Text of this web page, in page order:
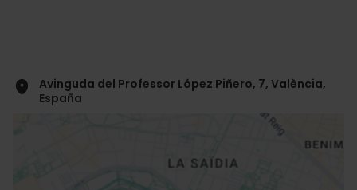
Avinguda del Professor López Piñero, 7, València,
España